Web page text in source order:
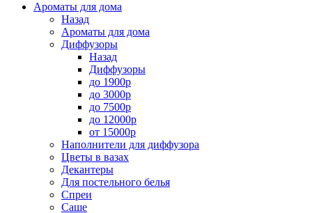
Ароматы для дома
Назад
Ароматы для дома
Диффузоры
Назад
Диффузоры
до 1900р
до 3000р
до 7500р
до 12000р
от 15000р
Наполнители для диффузора
Цветы в вазах
Декантеры
Для постельного белья
Спреи
Саше